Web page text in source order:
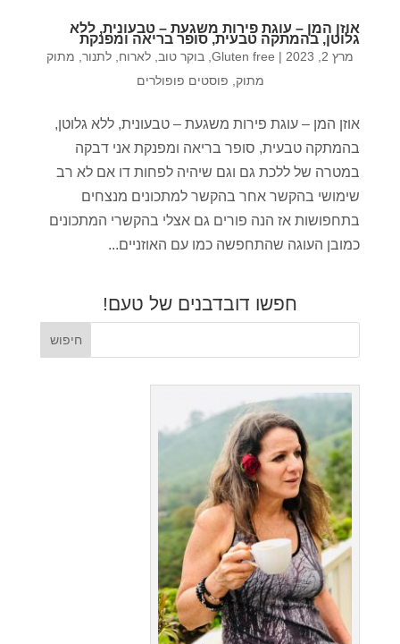
אוזן המן – עוגת פירות משגעת – טבעונית, ללא
גלוטן, בהמתקה טבעית, סופר בריאה ומפנקת
מרץ 2, 2023 |
Gluten free בוקר טוב לארוח לתנור מתוק
מתוק פוסטים פופולרים
אוזן המן – עוגת פירות משגעת – טבעונית, ללא גלוטן,
בהמתקה טבעית, סופר בריאה ומפנקת אני דבקה
במטרה של ללכת גם וגם שיהיה לפחות דו אם לא רב
שימושי בהקשר אחר בהקשר למתכונים מנצחים
בתחפושות אז הנה פורים גם אצלי בהקשרי המתכונים
כמובן העוגה שהתחפשה כמו עם האוזניים...
חפשו דובדבנים של טעם!